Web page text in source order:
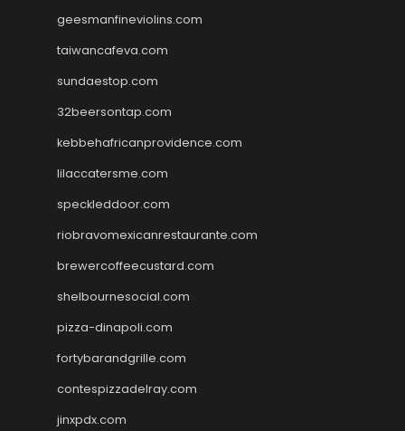
geesmanfineviolins.com
taiwancafeva.com
sundaestop.com
32beersontap.com
kebbehafricanprovidence.com
lilaccatersme.com
speckleddoor.com
riobravomexicanrestaurante.com
brewercoffeecustard.com
shelbournesocial.com
pizza-dinapoli.com
fortybarandgrille.com
contespizzadelray.com
jinxpdx.com